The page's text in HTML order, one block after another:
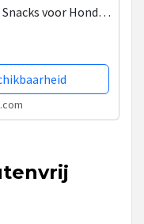
voor Honden
en Glutenvrij,
voor dieren, alle